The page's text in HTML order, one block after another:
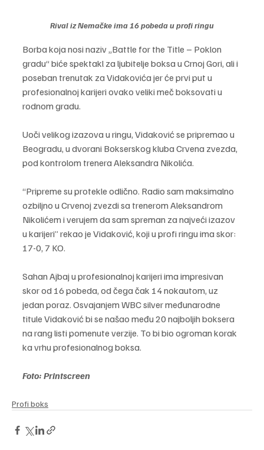
Rival iz Nemačke ima 16 pobeda u profi ringu
Borba koja nosi naziv „Battle for the Title – Poklon
gradu“ biće spektakl za ljubitelje boksa u Crnoj Gori, ali i
poseban trenutak za Vidakovića jer će prvi put u
profesionalnoj karijeri ovako veliki meč boksovati u
rodnom gradu.
Uoči velikog izazova u ringu, Vidaković se pripremao u
Beogradu, u dvorani Bokserskog kluba Crvena zvezda,
pod kontrolom trenera Aleksandra Nikolića.
“Pripreme su protekle odlično. Radio sam maksimalno
ozbiljno u Crvenoj zvezdi sa trenerom Aleksandrom
Nikolićem i verujem da sam spreman za najveći izazov
u karijeri” rekao je Vidaković, koji u profi ringu ima skor:
17-0, 7 KO.
Sahan Ajbaj u profesionalnoj karijeri ima impresivan
skor od 16 pobeda, od čega čak 14 nokautom, uz
jedan poraz. Osvajanjem WBC silver međunarodne
titule Vidaković bi se našao među 20 najboljih boksera
na rang listi pomenute verzije. To bi bio ogroman korak
ka vrhu profesionalnog boksa.
Foto: Printscreen
Profi boks